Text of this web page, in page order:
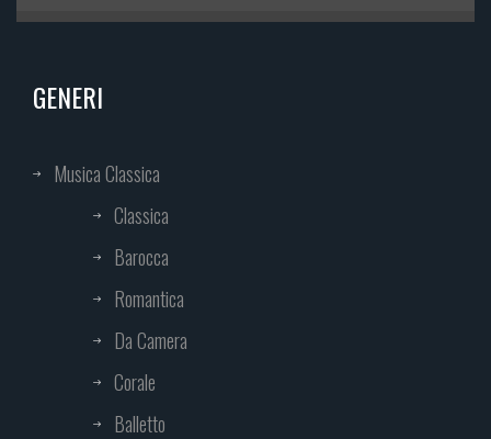
GENERI
Musica Classica
Classica
Barocca
Romantica
Da Camera
Corale
Balletto